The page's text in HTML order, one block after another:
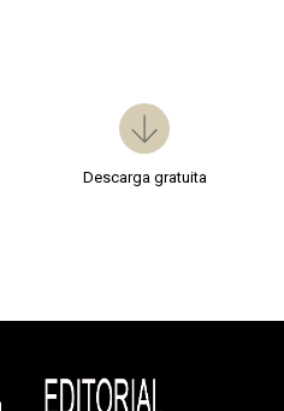
Descarga gratuita